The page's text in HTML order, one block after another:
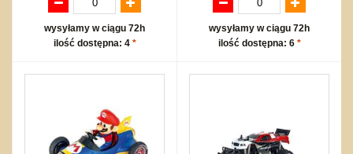
wysyłamy w ciągu 72h
ilość dostępna: 4 *
wysyłamy w ciągu 72h
ilość dostępna: 6 *